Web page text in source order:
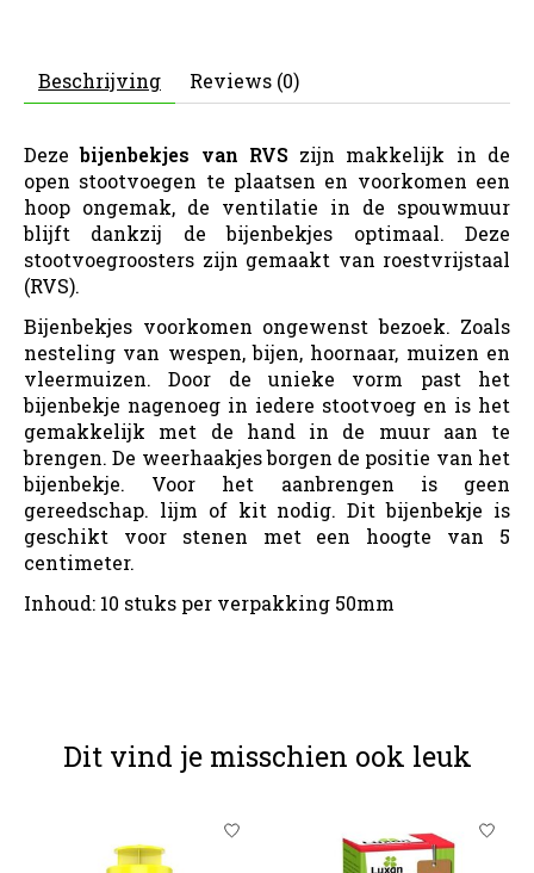
Beschrijving Reviews (0)
Dezebijenbekjes van RVS zijn makkelijk in de
open stootvoegen te plaatsen en voorkomen een
hoop ongemak, de ventilatie in de spouwmuur
blijft dankzij de bijenbekjes optimaal. Deze
stootvoegroosters zijn gemaakt van roestvrijstaal
(RVS).
Bijenbekjes voorkomen ongewenst bezoek. Zoals
nesteling van wespen, bijen, hoornaar, muizen en
vleermuizen. Door de unieke vorm past het
bijenbekje nagenoeg in iedere stootvoeg en is het
gemakkelijk met de hand in de muur aan te
brengen. De weerhaakjes borgen de positie van het
bijenbekje. Voor het aanbrengen is geen
gereedschap. lijm of kit nodig. Dit bijenbekje is
geschikt voor stenen met een hoogte van 5
centimeter.
Inhoud: 10 stuks per verpakking 50mm
Dit vind je misschien ook leuk
Items van productcarrousel